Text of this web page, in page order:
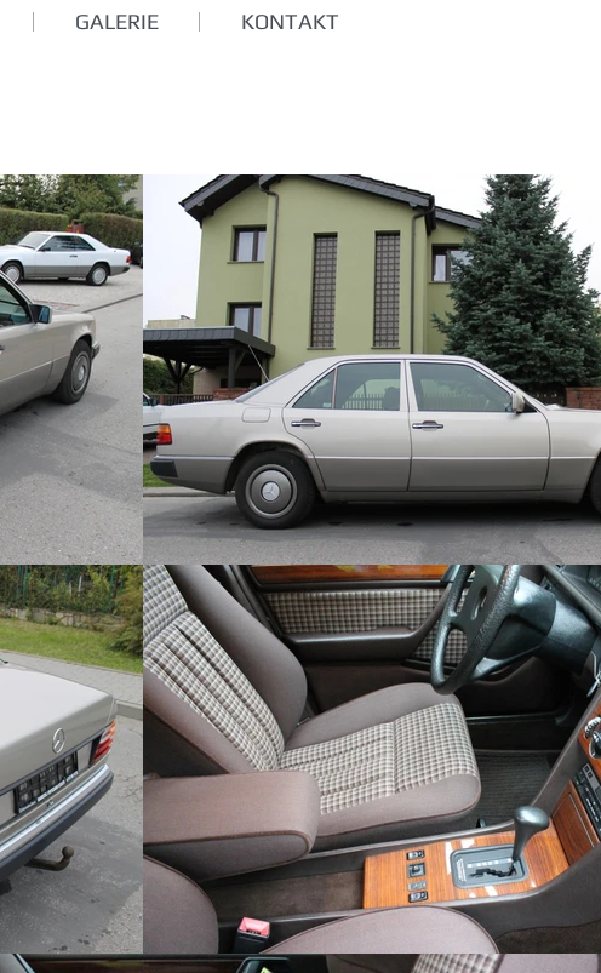
GALERIE KONTAKT